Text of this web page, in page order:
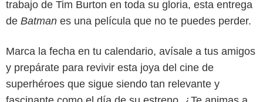
trabajo de Tim Burton en toda su gloria, esta entrega
de Batman es una película que no te puedes perder.
Marca la fecha en tu calendario, avísale a tus amigos
y prepárate para revivir esta joya del cine de
superhéroes que sigue siendo tan relevante y